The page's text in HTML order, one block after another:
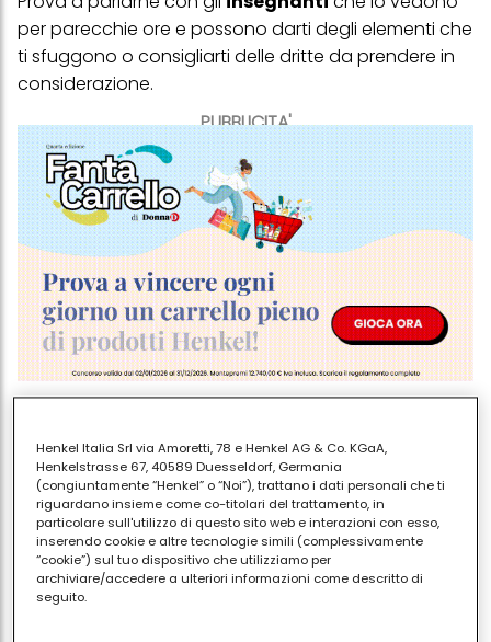
PUBBLICITA'
per parecchie ore e possono darti degli elementi che
ti sfuggono o consigliarti delle dritte da prendere in
considerazione.
davanti ai videogiochi o con il cellulare, magari
anche trascurando le amicizie o i suoi interessi,
eventualmente chiediti se non sia il caso i consultare
un esperto per valutare una dipendenza da internet.
Nellafotogalleryvediamo nel dettaglio 7 consigli
per motivare tuo figlio a studiare, ovviamente
Henkel Italia Srl via Amoretti, 78 e Henkel AG & Co. KGaA,
Henkelstrasse 67, 40589 Duesseldorf, Germania
(congiuntamente “Henkel” o “Noi”), trattano i dati personali che ti
riguardano insieme come co-titolari del trattamento, in
particolare sull'utilizzo di questo sito web e interazioni con esso,
inserendo cookie e altre tecnologie simili (complessivamente
“cookie”) sul tuo dispositivo che utilizziamo per
archiviare/accedere a ulteriori informazioni come descritto di
seguito.